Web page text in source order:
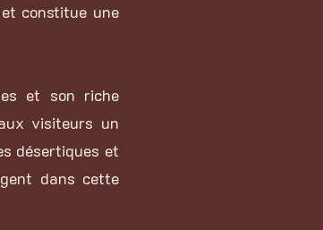
constitue une
et son riche
visiteurs un
désertiques et
dans cette